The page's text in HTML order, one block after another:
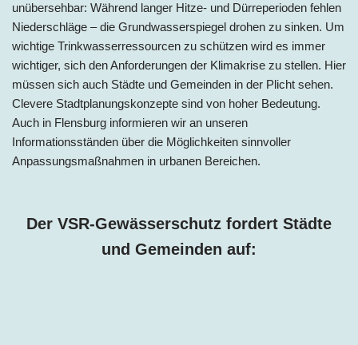
unübersehbar: Während langer Hitze- und Dürreperioden fehlen
Niederschläge – die Grundwasserspiegel drohen zu sinken. Um
wichtige Trinkwasserressourcen zu schützen wird es immer
wichtiger, sich den Anforderungen der Klimakrise zu stellen. Hier
müssen sich auch Städte und Gemeinden in der Plicht sehen.
Clevere Stadtplanungskonzepte sind von hoher Bedeutung.
Auch in Flensburg informieren wir an unseren
Informationsständen über die Möglichkeiten sinnvoller
Anpassungsmaßnahmen in urbanen Bereichen.
Der VSR-Gewässerschutz fordert Städte
und Gemeinden auf: